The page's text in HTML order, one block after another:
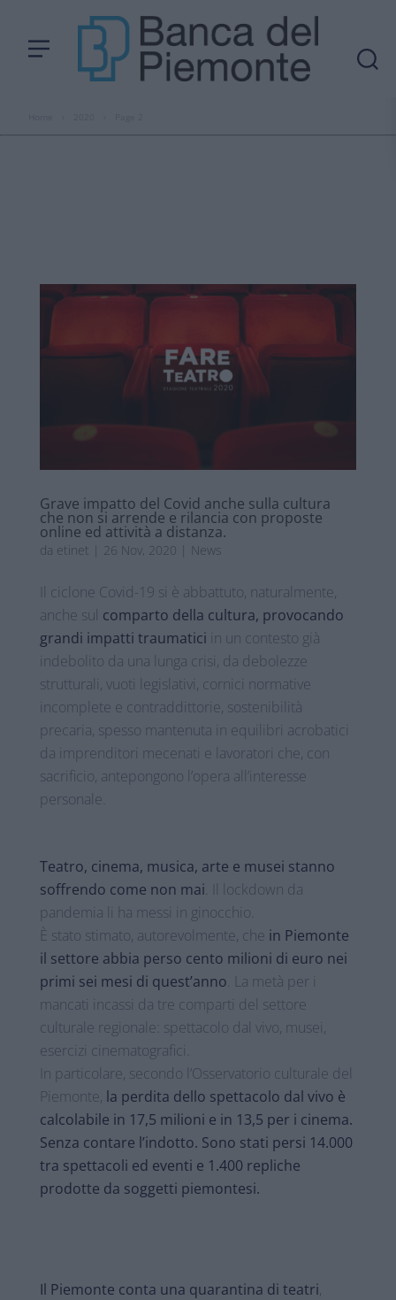
Grave impatto del Covid anche sulla cultura
che non si arrende e rilancia con proposte
online ed attività a distanza.
da etinet 26 Nov, 2020 News
Il ciclone Covid-19 si è abbattuto, naturalmente,
anche sul comparto della cultura, provocando
grandi impatti traumatici in un contesto già
indebolito da una lunga crisi, da debolezze
strutturali, vuoti legislativi, cornici normative
incomplete e contraddittorie, sostenibilità
precaria, spesso mantenuta in equilibri acrobatici
da imprenditori mecenati e lavoratori che, con
sacrificio, antepongono l’opera all’interesse
personale.
Teatro, cinema, musica, arte e musei stanno
soffrendo come non mai . Il lockdown da
pandemia li ha messi in ginocchio.
È stato stimato, autorevolmente, che in Piemonte
il settore abbia perso cento milioni di euro nei
primi sei mesi di quest’anno . La metà per i
mancati incassi da tre comparti del settore
culturale regionale: spettacolo dal vivo, musei,
esercizi cinematografici.
In particolare, secondo l’Osservatorio culturale del
Piemonte, la perdita dello spettacolo dal vivo è
calcolabile in 17,5 milioni e in 13,5 per i cinema.
Senza contare l’indotto. Sono stati persi 14.000
tra spettacoli ed eventi e 1.400 repliche
prodotte da soggetti piemontesi.
Il Piemonte conta una quarantina di teatri,